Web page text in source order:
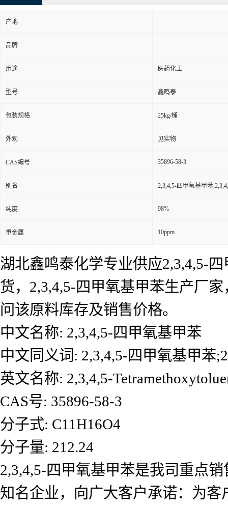
产地
品牌
用途 医药化工
型号 鑫鸣泰
包装规格 25kg/桶
外观 见实物
CAS编号 35896-58-3
别名 2,3,4,5-四甲氧基甲苯
纯度 98%
重金属 10ppm
湖北鑫鸣泰化学专业供应2,3,4,5-
货，2,3,4,5-四甲氧基甲苯生产厂
问该原料库存及销售价格。
中文名称: 2,3,4,5-四甲氧基甲苯
中文同义词: 2,3,4,5-四甲氧基甲苯
英文名称: 2,3,4,5-
CAS号: 35896-58-3
分子式: C11H16O4
分子量: 212.24
2,3,4,5-四甲氧基甲苯是我司重点
知名企业，向广大客户承诺：为